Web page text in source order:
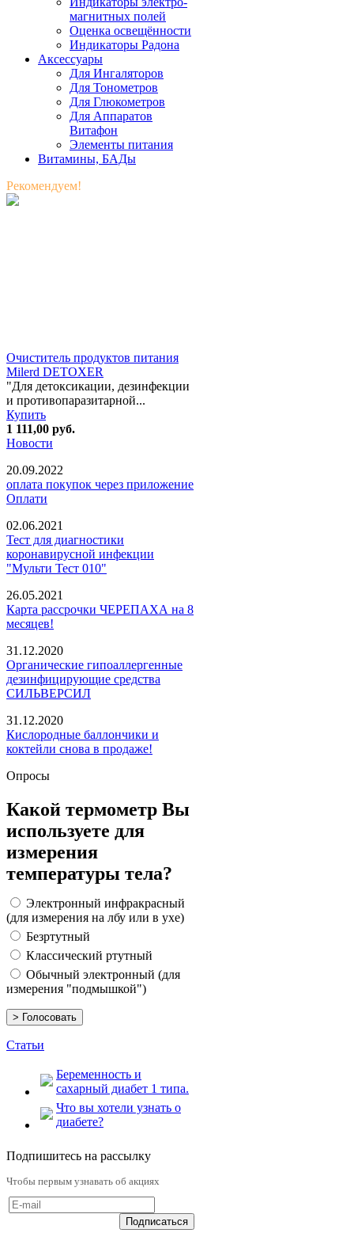
магнитных полей
Оценка освещённости
Индикаторы Радона
Аксессуары
Для Ингаляторов
Для Тонометров
Для Глюкометров
Для Аппаратов
Витафон
Элементы питания
Витамины, БАДы
Рекомендуем!
Очиститель продуктов питания
Milerd DETOXER
"Для детоксикации, дезинфекции
и противопаразитарной...
Купить
1 111,00 руб.
Новости
20.09.2022
оплата покупок через приложение
Оплати
02.06.2021
Тест для диагностики
коронавирусной инфекции
"Мульти Тест 010"
26.05.2021
Карта рассрочки ЧЕРЕПАХА на 8
месяцев!
31.12.2020
Органические гипоаллергенные
дезинфицирующие средства
СИЛЬВЕРСИЛ
31.12.2020
Кислородные баллончики и
коктейли снова в продаже!
Опросы
Какой термометр Вы
используете для
измерения
температуры тела?
Электронный инфракрасный
(для измерения на лбу или в ухе)
Безртутный
Классический ртутный
Обычный электронный (для
измерения "подмышкой")
Статьи
Беременность и
сахарный диабет 1 типа.
Что вы хотели узнать о
диабете?
Подпишитесь на рассылку
Чтобы первым узнавать об акциях